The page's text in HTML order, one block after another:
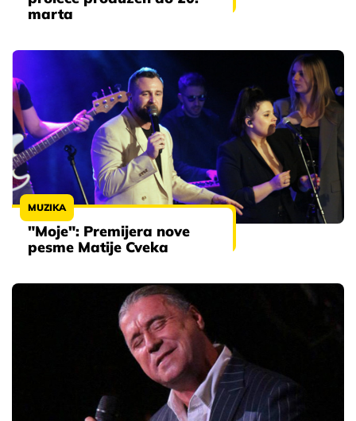
marta
MUZIKA
"Moje": Premijera nove
pesme Matije Cveka